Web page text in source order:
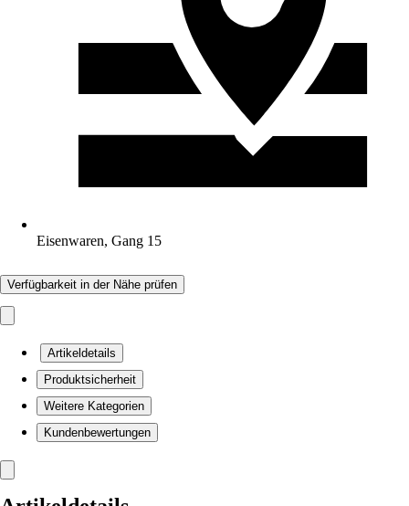
Eisenwaren, Gang 15
Verfügbarkeit in der Nähe prüfen
Artikeldetails
Produktsicherheit
Weitere Kategorien
Kundenbewertungen